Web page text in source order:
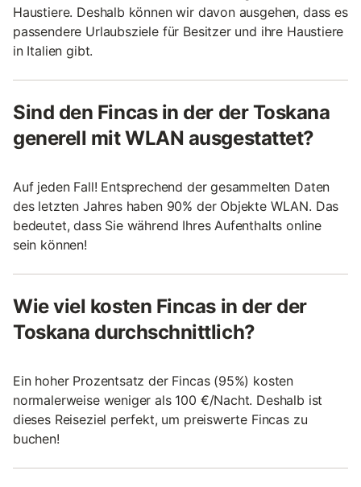
Haustiere. Deshalb können wir davon ausgehen, dass es
passendere Urlaubsziele für Besitzer und ihre Haustiere
in Italien gibt.
Sind den Fincas in der der Toskana
generell mit WLAN ausgestattet?
Auf jeden Fall! Entsprechend der gesammelten Daten
des letzten Jahres haben 90% der Objekte WLAN. Das
bedeutet, dass Sie während Ihres Aufenthalts online
sein können!
Wie viel kosten Fincas in der der
Toskana durchschnittlich?
Ein hoher Prozentsatz der Fincas (95%) kosten
normalerweise weniger als 100 €/Nacht. Deshalb ist
dieses Reiseziel perfekt, um preiswerte Fincas zu
buchen!